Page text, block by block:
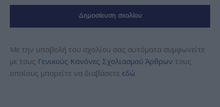
Με την υποβολή του σχολίου σας αυτόματα συμφωνείτε
με τους Γενικούς Κανόνες Σχολιασμού Άρθρων τους
οποίους μπορείτε να διαβάσετε εδώ.